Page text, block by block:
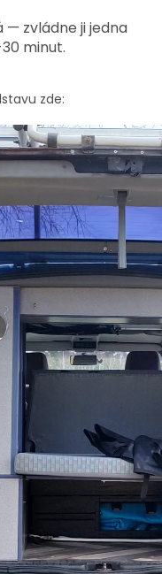
— zvládne ji jedna
minut.
zde: